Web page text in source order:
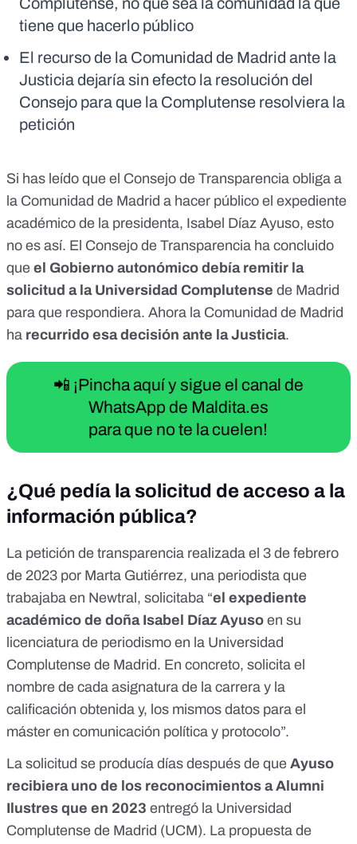
tiene que hacerlo público
El recurso de la Comunidad de Madrid ante la
Justicia dejaría sin efecto la resolución del
Consejo para que la Complutense resolviera la
petición
Si has leído que el Consejo de Transparencia obliga a
la Comunidad de Madrid a hacer público el expediente
académico de la presidenta, Isabel Díaz Ayuso, esto
no es así. El Consejo de Transparencia ha concluido
que el Gobierno autonómico debía remitir la
solicitud a la Universidad Complutense de Madrid
para que respondiera. Ahora la Comunidad de Madrid
ha recurrido esa decisión ante la Justicia.
📲 ¡Pincha aquí y sigue el canal de
WhatsApp de Maldita.es
para que no te la cuelen!
¿Qué pedía la solicitud de acceso a la
información pública?
La petición de transparencia realizada el 3 de febrero
de 2023 por Marta Gutiérrez, una periodista que
trabajaba en Newtral, solicitaba “el expediente
académico de doña Isabel Díaz Ayuso en su
licenciatura de periodismo en la Universidad
Complutense de Madrid. En concreto, solicita el
nombre de cada asignatura de la carrera y la
calificación obtenida y, los mismos datos para el
máster en comunicación política y protocolo”.
La solicitud se producía días después de que Ayuso
recibiera uno de los reconocimientos aAlumni
Ilustres que en 2023 entregó la Universidad
Complutense de Madrid (UCM). La propuesta de